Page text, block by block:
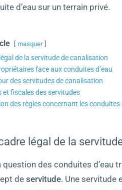
d’eau sur un terrain privé.
masquer
de la servitude de canalisation
face aux conduites d’eau
des servitudes de canalisation
fiscales des servitudes
des règles concernant les conduites
légal de la
des conduites d’eau
de servitude. Une servitude